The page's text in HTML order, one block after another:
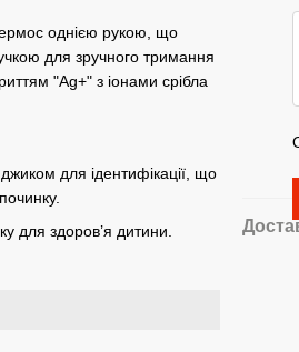
однією рукою, що
для зручного тримання
"Ag+" з іонами срібла
для ідентифікації, що
для здоров’я дитини.